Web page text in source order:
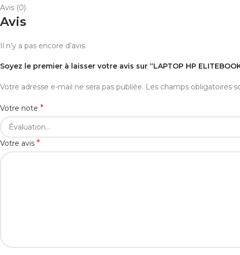
Avis (0)
Avis
Il n’y a pas encore d’avis.
Soyez le premier à laisser votre avis sur “LAPTOP HP ELITEBOOK
Votre adresse e-mail ne sera pas publiée. Les champs obligatoires
Votre note *
Votre avis *